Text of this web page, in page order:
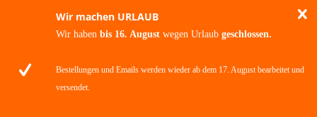
Wir machen URLAUB
Wir haben bis 16. August wegen Urlaub geschlossen.
Bestellungen und Emails werden wieder ab dem 17. August bearbeitet und
versendet.